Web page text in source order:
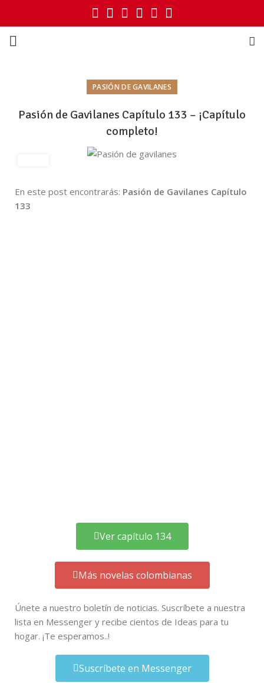
PASIÓN DE GAVILANES
Pasión de Gavilanes Capítulo 133 – ¡Capítulo
completo!
En este post encontrarás: Pasión de Gavilanes Capítulo
133
Ver capítulo 134
Más novelas colombianas
Únete a nuestro boletín de noticias. Suscríbete a nuestra
lista en Messenger y recibe cientos de Ideas para tu
hogar. ¡Te esperamos..!
Suscríbete en Messenger